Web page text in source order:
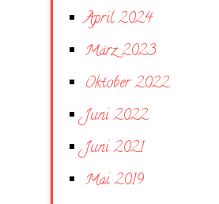
April 2024
März 2023
Oktober 2022
Juni 2022
Juni 2021
Mai 2019